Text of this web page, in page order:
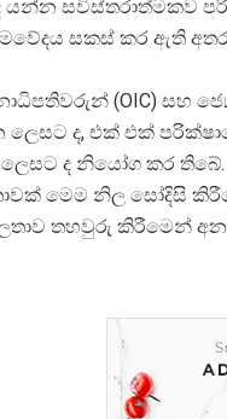
යන්න සවිස්තරාත්මකව
රමවේදය සකස් කර ඇති
(OIC) සහ
ලෙසට ද, එක් එක්
ද නියෝග කර
මෙම නිල සෝදිසි
තහවුරු කිරීමෙන්